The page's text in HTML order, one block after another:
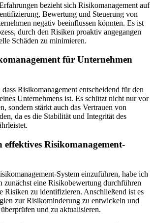
bezieht sich Risikomanagement auf⁢
Bewertung⁣ und Steuerung von⁣
negativ beeinflussen ⁢könnten. Es ist‍
durch den Risiken proaktiv angegangen‌
Schäden ​zu minimieren.
für Unternehmen
Risikomanagement entscheidend für ⁢den
Unternehmens⁢ ist. Es schützt ​nicht‌ nur vor
⁢sondern stärkt auch‍ das Vertrauen von
da⁤ es die ⁤Stabilität⁣ und Integrität des
effektives Risikomanagement-
System einzuführen, habe ich
zunächst ⁢eine⁤ Risikobewertung durchführen
Risiken zu identifizieren. Anschließend ist es
zur Risikominderung zu ⁣entwickeln und
und zu aktualisieren.